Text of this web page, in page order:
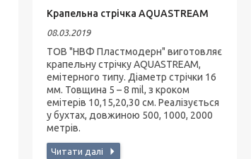
Крапельна стрічка AQUASTREAM
08.03.2019
ТОВ "НВФ Пластмодерн" виготовляє
крапельну стрічку AQUASTREAM,
емітерного типу. Діаметр стрічки 16
мм. Товщина 5 – 8 mil, з кроком
емітерів 10,15,20,30 см. Реалізується
у бухтах, довжиною 500, 1000, 2000
метрів.